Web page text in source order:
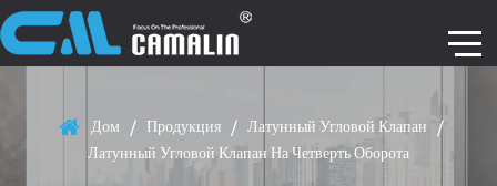
Дом / Продукция / Латунный Угловой Клапан /
Латунный Угловой Клапан На Четверть Оборота